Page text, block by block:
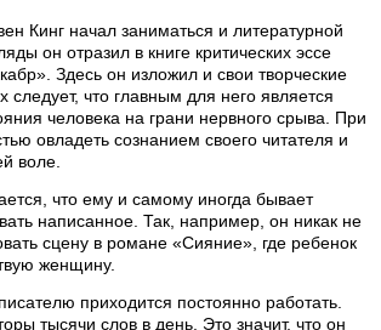
Кинг начал заниматься и литературной
он отразил в книге критических эссе
Здесь он изложил и свои творческие
следует, что главным для него является
человека на грани нервного срыва. При
овладеть сознанием своего читателя и
воле.
что ему и самому иногда бывает
написанное. Так, например, он никак не
сцену в романе «Сияние», где ребенок
женщину.
приходится постоянно работать.
тысячи слов в день. Это значит, что он